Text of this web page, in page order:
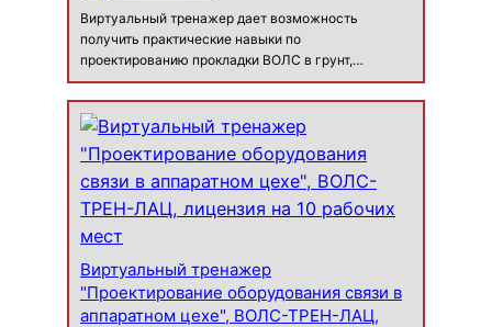
Виртуальный тренажер дает возможность
получить практические навыки по
проектированию прокладки ВОЛС в грунт,
методом подвеса по опорам в городском и
частном секторе, в городской кабельной
канализации (ГКК), а также позволяет изучить
Виртуальный тренажер
"Проектирование оборудования связи в
аппаратном цехе", ВОЛС-ТРЕН-ЛАЦ,